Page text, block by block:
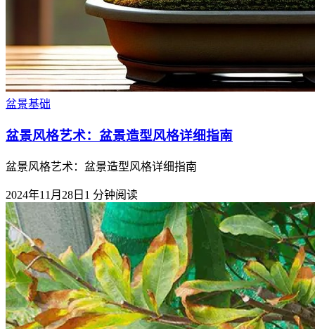
盆景基础
盆景风格艺术：盆景造型风格详细指南
盆景风格艺术：盆景造型风格详细指南
2024年11月28日 1 分钟阅读